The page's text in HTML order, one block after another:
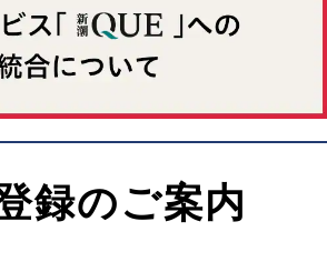
録のご案内